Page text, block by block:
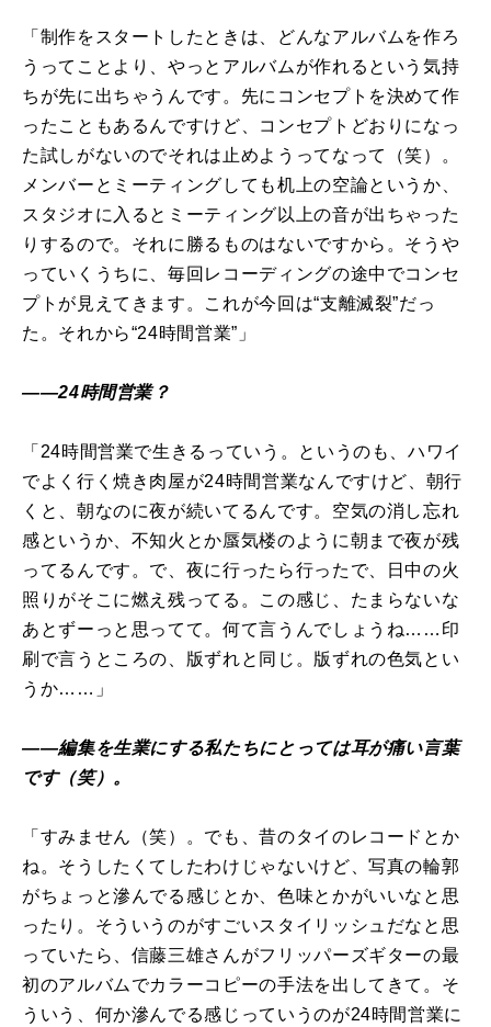
「制作をスタートしたときは、どんなアルバムを作ろ
うってことより、やっとアルバムが作れるという気持
ちが先に出ちゃうんです。先にコンセプトを決めて作
ったこともあるんですけど、コンセプトどおりになっ
た試しがないのでそれは止めようってなって（笑）。
メンバーとミーティングしても机上の空論というか、
スタジオに入るとミーティング以上の音が出ちゃった
りするので。それに勝るものはないですから。そうや
っていくうちに、毎回レコーディングの途中でコンセ
プトが見えてきます。これが今回は“支離滅裂”だっ
た。それから“24時間営業”」
――24時間営業？
「24時間営業で生きるっていう。というのも、ハワイ
でよく行く焼き肉屋が24時間営業なんですけど、朝行
くと、朝なのに夜が続いてるんです。空気の消し忘れ
感というか、不知火とか蜃気楼のように朝まで夜が残
ってるんです。で、夜に行ったら行ったで、日中の火
照りがそこに燃え残ってる。この感じ、たまらないな
あとずーっと思ってて。何て言うんでしょうね……印
刷で言うところの、版ずれと同じ。版ずれの色気とい
うか……」
――編集を生業にする私たちにとっては耳が痛い言葉
です（笑）。
「すみません（笑）。でも、昔のタイのレコードとか
ね。そうしたくてしたわけじゃないけど、写真の輪郭
がちょっと滲んでる感じとか、色味とかがいいなと思
ったり。そういうのがすごいスタイリッシュだなと思
っていたら、信藤三雄さんがフリッパーズギターの最
初のアルバムでカラーコピーの手法を出してきて。そ
ういう、何か滲んでる感じっていうのが24時間営業に